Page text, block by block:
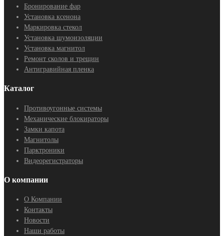
Бронирование фар
Установка ксенона
Маркировка стекол
Установка шумоизоляции
Установка магнитол
Ремонт сколов и трещин
Антигравийная пленка
Каталог
Противоугонные системы
Механические блокираторы
Замки капота
Магнитолы
Парктроники
Видеорегистраторы
О компании
О Компании
Контакты
Новости
Наши работы